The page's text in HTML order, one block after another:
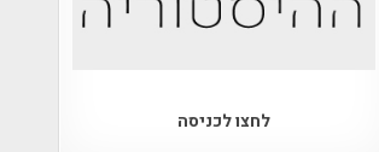
לחצו לכניסה